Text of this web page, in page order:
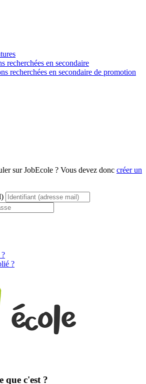
recherchées en secondaire
recherchées en secondaire de promotion
sur JobEcole ? Vous devez donc créer un
?
que c'est ?